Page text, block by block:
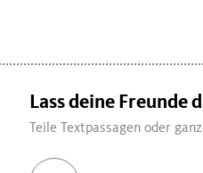
Lass deine Freunde
Teile Textpassagen oder